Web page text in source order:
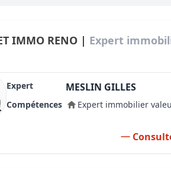
Règles d’urbanisme
Lecture et compréhension d’un
Droit de l'environnement et de
Estimer le droit au bail
IMMO RENO | Expert
Expert MESLIN GILLES
Compétences Expert immobilier